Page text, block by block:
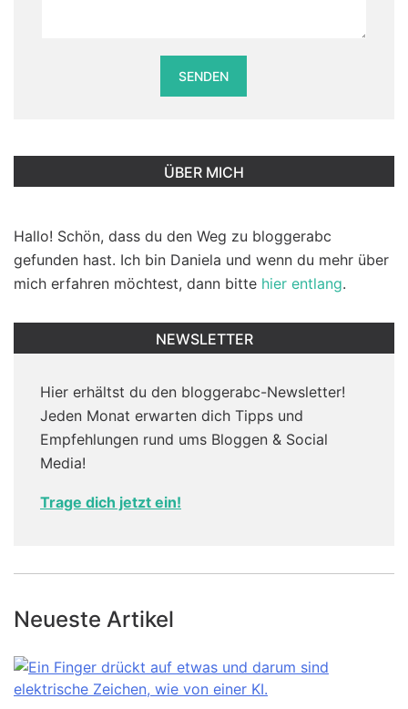
ÜBER MICH
Hallo! Schön, dass du den Weg zu bloggerabc
gefunden hast. Ich bin Daniela und wenn du mehr über
mich erfahren möchtest, dann bitte hier entlang.
NEWSLETTER
Hier erhältst du den bloggerabc-Newsletter!
Jeden Monat erwarten dich Tipps und
Empfehlungen rund ums Bloggen & Social
Media!
Trage dich jetzt ein!
Neueste Artikel